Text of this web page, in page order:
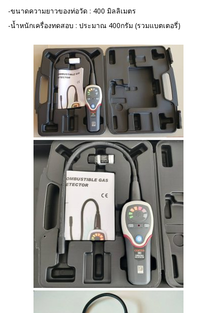
-ขนาดความยาวของท่อวัด : 400 มิลลิเมตร
-น้ำหนักเครื่องทดสอบ : ประมาณ 400กรัม (รวมแบตเตอรี่)